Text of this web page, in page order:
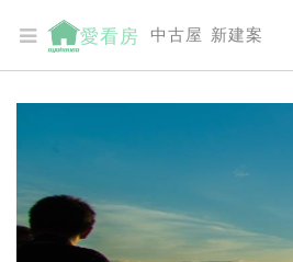
愛看房 中古屋 新建案